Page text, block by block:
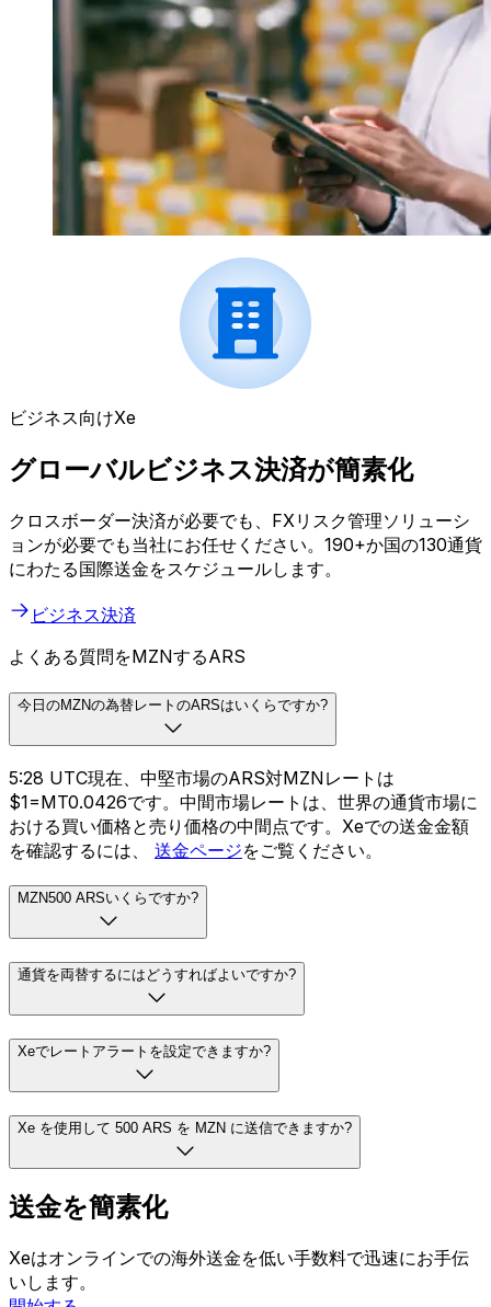
ビジネス向けXe
グローバルビジネス決済が簡素化
クロスボーダー決済が必要でも、FXリスク管理ソリューシ
ョンが必要でも当社にお任せください。190+か国の130通貨
にわたる国際送金をスケジュールします。
ビジネス決済
よくある質問をMZNするARS
今日のMZNの為替レートのARSはいくらですか?
5:28 UTC現在、中堅市場のARS対MZNレートは
$1=MT0.0426です。中間市場レートは、世界の通貨市場に
おける買い価格と売り価格の中間点です。Xeでの送金金額
を確認するには、 送金ページをご覧ください。
MZN500 ARSいくらですか?
通貨を両替するにはどうすればよいですか?
Xeでレートアラートを設定できますか?
Xe を使用して 500 ARS を MZN に送信できますか?
送金を簡素化
Xeはオンラインでの海外送金を低い手数料で迅速にお手伝
いします。